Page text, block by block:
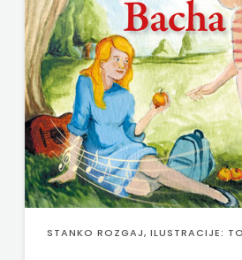
j.d.o.o.
SONJA
ŠKOBIĆ
STEP
BY
STEP
STILUS
STANKO ROZGAJ, ILUSTRACIJE: